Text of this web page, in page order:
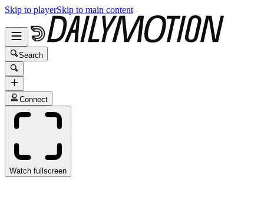
Skip to playerSkip to main content
Search
Connect
Watch fullscreen